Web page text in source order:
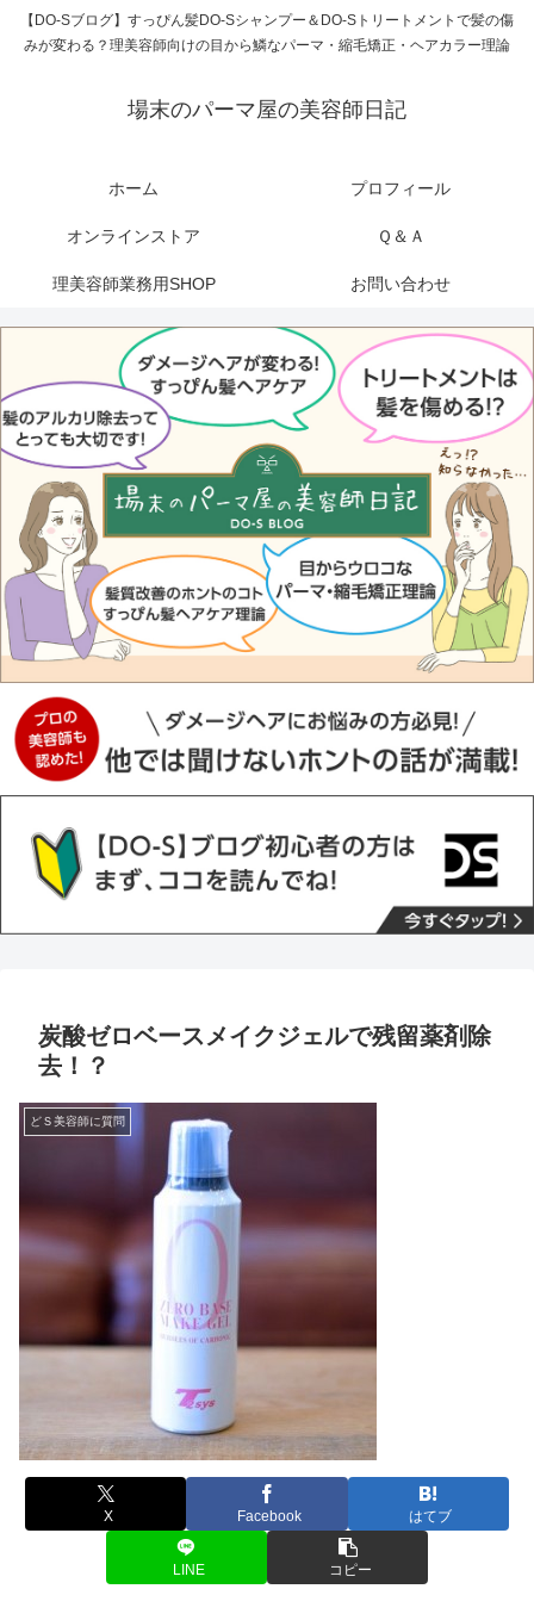
【DO-Sブログ】すっぴん髪DO-Sシャンプー＆DO-Sトリートメントで髪の傷
みが変わる？理美容師向けの目から鱗なパーマ・縮毛矯正・ヘアカラー理論
場末のパーマ屋の美容師日記
ホーム プロフィール
オンラインストア Ｑ＆Ａ
理美容師業務用SHOP お問い合わせ
炭酸ゼロベースメイクジェルで残留薬剤除
去！？
どＳ美容師に質問
X Facebook はてブ
LINE コピー